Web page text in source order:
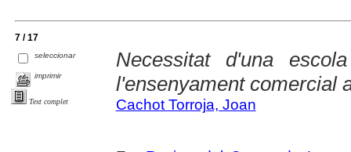
7 / 17
seleccionar
imprimir
Text complet
Necessitat d'una
l'ensenyament comercial
Cachot Torroja, Joan